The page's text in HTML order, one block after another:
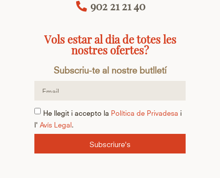
902 21 21 40
Vols estar al dia de totes les
nostres ofertes?
Subscriu-te al nostre butlletí
He llegit i accepto la Política de Privadesa i
l' Avís Legal
Subscriure's